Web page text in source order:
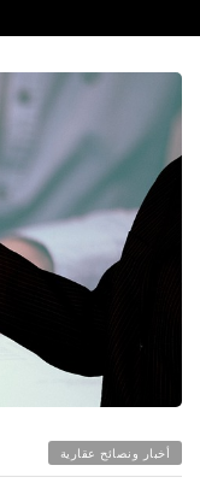
أخبار ونصائح عقارية